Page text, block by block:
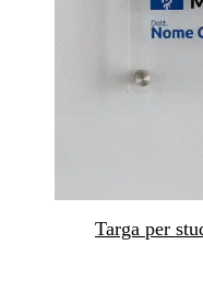
Targa per